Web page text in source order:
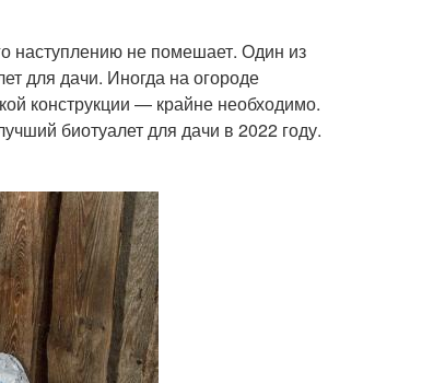
наступлению не помешает. Один из
для дачи. Иногда на огороде
конструкции — крайне необходимо.
биотуалет для дачи в 2022 году.